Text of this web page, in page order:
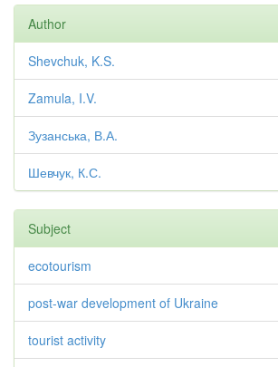
Author
Shevchuk, K.S.
Zamula, I.V.
Зузанська, В.А.
Шевчук, К.С.
Subject
ecotourism
post-war development of Ukraine
tourist activity